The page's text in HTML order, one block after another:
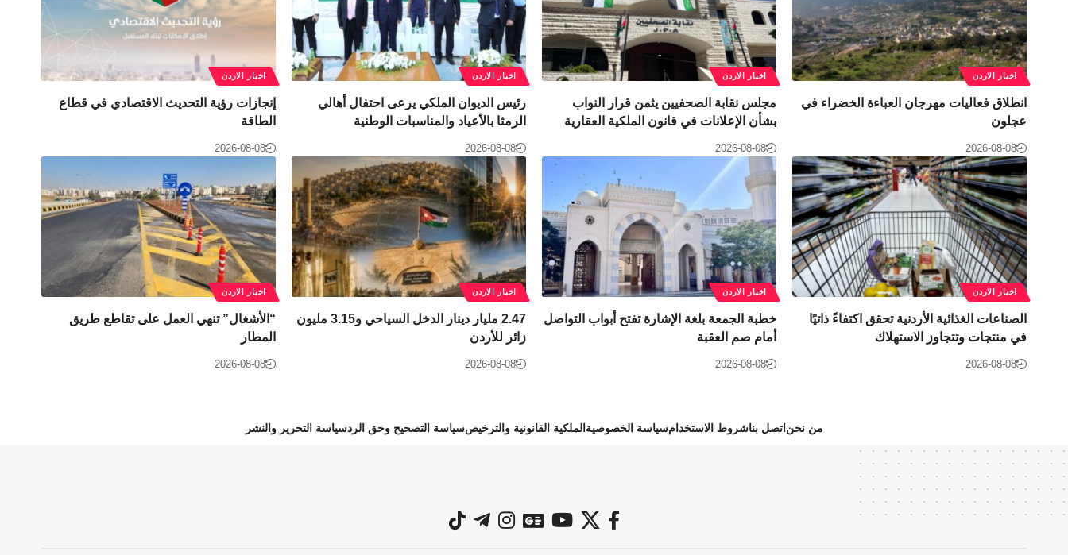
اخبار الاردن
انطلاق فعاليات مهرجان العباءة الخضراء في
عجلون
2026-08-08
اخبار الاردن
مجلس نقابة الصحفيين يثمن قرار النواب
بشأن الإعلانات في قانون الملكية العقارية
2026-08-08
اخبار الاردن
رئيس الديوان الملكي يرعى احتفال أهالي
الرمثا بالأعياد والمناسبات الوطنية
2026-08-08
اخبار الاردن
إنجازات رؤية التحديث الاقتصادي في قطاع
الطاقة
2026-08-08
اخبار الاردن
الصناعات الغذائية الأردنية تحقق اكتفاءً ذاتيًا
في منتجات وتتجاوز الاستهلاك
2026-08-08
اخبار الاردن
خطبة الجمعة بلغة الإشارة تفتح أبواب التواصل
أمام صم العقبة
2026-08-08
اخبار الاردن
2.47 مليار دينار الدخل السياحي و3.15 مليون
زائر للأردن
2026-08-08
اخبار الاردن
“الأشغال” تنهي العمل على تقاطع طريق
المطار
2026-08-08
من نحن اتصل بناشروط الاستخدامسياسة الخصوصية الملكية القانونية والترخيصسياسة التصحيح وحق الردسياسة التحرير والنشر